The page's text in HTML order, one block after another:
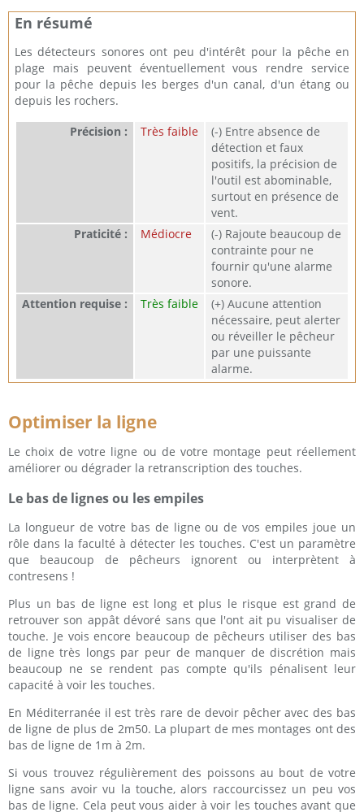
En résumé
Les détecteurs sonores ont peu d'intérêt pour la pêche en
plage mais peuvent éventuellement vous rendre service
pour la pêche depuis les berges d'un canal, d'un étang ou
depuis les rochers.
Précision :
Très faible
(-) Entre absence de
détection et faux
positifs, la précision de
l'outil est abominable,
surtout en présence de
vent.
Praticité :
Médiocre
(-) Rajoute beaucoup de
contrainte pour ne
fournir qu'une alarme
sonore.
Attention requise :
Très faible
(+) Aucune attention
nécessaire, peut alerter
ou réveiller le pêcheur
par une puissante
alarme.
Optimiser la ligne
Le choix de votre ligne ou de votre montage peut réellement
améliorer ou dégrader la retranscription des touches.
Le bas de lignes ou les empiles
La longueur de votre bas de ligne ou de vos empiles joue un
rôle dans la faculté à détecter les touches. C'est un paramètre
que beaucoup de pêcheurs ignorent ou interprètent à
contresens !
Plus un bas de ligne est long et plus le risque est grand de
retrouver son appât dévoré sans que l'ont ait pu visualiser de
touche. Je vois encore beaucoup de pêcheurs utiliser des bas
de ligne très longs par peur de manquer de discrétion mais
beaucoup ne se rendent pas compte qu'ils pénalisent leur
capacité à voir les touches.
En Méditerranée il est très rare de devoir pêcher avec des bas
de ligne de plus de 2m50. La plupart de mes montages ont des
bas de ligne de 1m à 2m.
Si vous trouvez régulièrement des poissons au bout de votre
ligne sans avoir vu la touche, alors raccourcissez un peu vos
bas de ligne. Cela peut vous aider à voir les touches avant que